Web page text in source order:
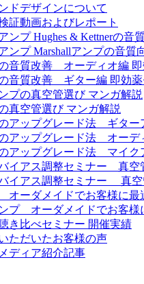
ドデザインについて
証動画およびレポート
ンプ Hughes & Kettnerの
ンプ Marshallアンプの音
音質改善 オーディオ編 即
音質改善 ギター編 即効薬
プの真空管選び マンガ解説
真空管選び マンガ解説
アップグレード法 ギター
アップグレード法 オーデ
アップグレード法 マイク
イアス調整セミナー 真空
イアス調整セミナー 真空
ーダメイドでお客様に最
プ オーダメイドでお客様
き比べセミナー 開催実績
ただいたお客様の声
ディア紹介記事